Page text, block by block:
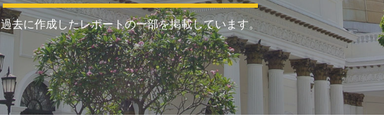
過去に作成したレポートの一部を掲載しています。